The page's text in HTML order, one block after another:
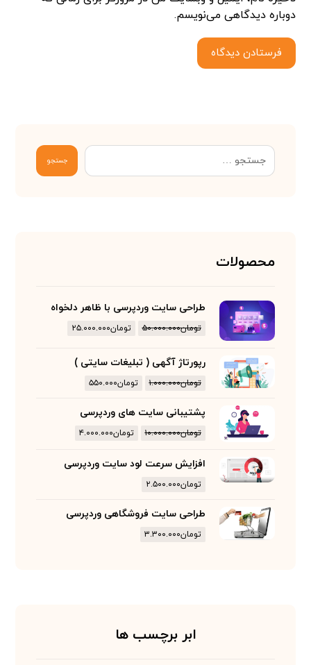
دوباره دیدگاهی می‌نویسم.
فرستادن دیدگاه
جستجو
محصولات
طراحی سایت وردپرسی با ظاهر دلخواه
تومان۵۰.۰۰۰.۰۰۰ تومان۲۵.۰۰۰.۰۰۰
رپورتاژ آگهی ( تبلیغات سایتی )
تومان۱.۰۰۰.۰۰۰ تومان۵۵۰.۰۰۰
پشتیبانی سایت های وردپرسی
تومان۱۰.۰۰۰.۰۰۰ تومان۴.۰۰۰.۰۰۰
افزایش سرعت لود سایت وردپرسی
تومان۲.۵۰۰.۰۰۰
طراحی سایت فروشگاهی وردپرسی
تومان۳.۳۰۰.۰۰۰
ابر برچسب ها